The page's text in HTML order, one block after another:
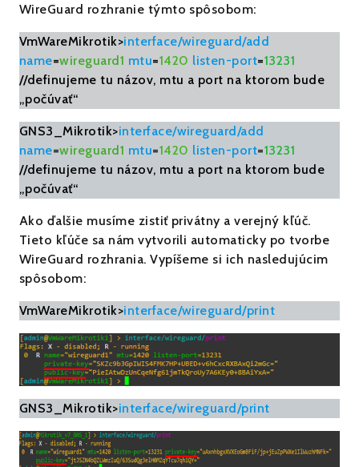
WireGuard rozhranie týmto spôsobom:
VmWareMikrotik>interface/wireguard/add
name=wireguard1 mtu=1420 listen-port=13231
//definujeme tu názov, mtu a port na ktorom bude
„počúvať“
GNS3_Mikrotik>interface/wireguard/add
name=wireguard1 mtu=1420 listen-port=13231
//definujeme tu názov, mtu a port na ktorom bude
„počúvať“
Ako ďalšie musíme zistiť privátny a verejný kľúč.
Tieto kľúče sa nám vytvorili automaticky po tvorbe
WireGuard rozhrania. Vypíšeme si ich nasledujúcim
spôsobom:
VmWareMikrotik>interface/wireguard/print
GNS3_Mikrotik>interface/wireguard/print